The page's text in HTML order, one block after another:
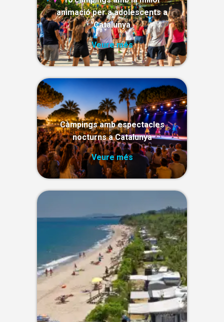
animació per a adolescents a
Catalunya
Veure més
Càmpings amb espectacles
nocturns a Catalunya
Veure més